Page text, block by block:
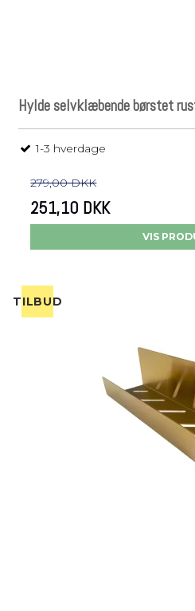
Hylde selvklæbende børstet
1-3 hverdage
279,00 DKK
251,10 DKK
VIS
TILBUD